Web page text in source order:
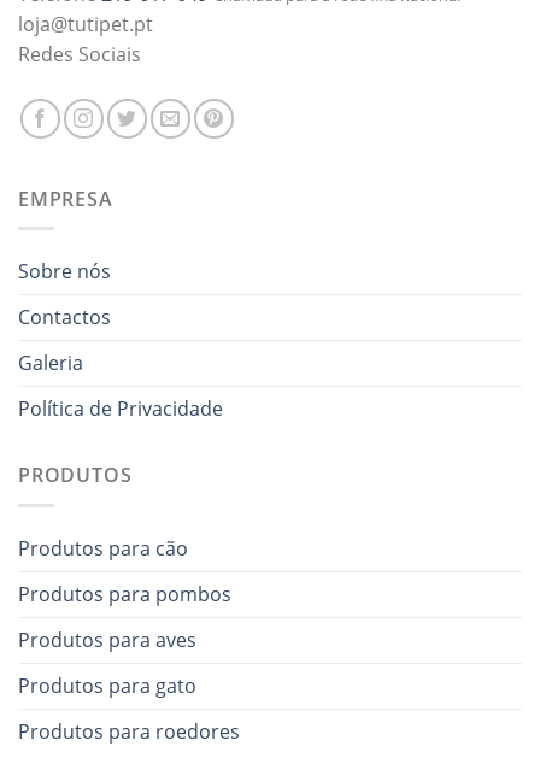
loja@tutipet.pt
Redes Sociais
EMPRESA
Sobre nós
Contactos
Galeria
Política de Privacidade
PRODUTOS
Produtos para cão
Produtos para pombos
Produtos para aves
Produtos para gato
Produtos para roedores